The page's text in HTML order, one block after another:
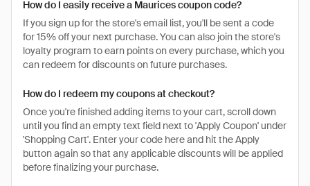
How do I easily receive a Maurices coupon code?
If you sign up for the store's email list, you'll be sent a code
for 15% off your next purchase. You can also join the store's
loyalty program to earn points on every purchase, which you
can redeem for discounts on future purchases.
How do I redeem my coupons at checkout?
Once you're finished adding items to your cart, scroll down
until you find an empty text field next to 'Apply Coupon' under
'Shopping Cart'. Enter your code here and hit the Apply
button again so that any applicable discounts will be applied
before finalizing your purchase.